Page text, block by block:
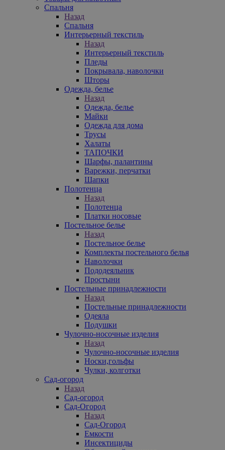
Спальня
Назад
Спальня
Интерьерный текстиль
Назад
Интерьерный текстиль
Пледы
Покрывала, наволочки
Шторы
Одежда, белье
Назад
Одежда, белье
Майки
Одежда для дома
Трусы
Халаты
ТАПОЧКИ
Шарфы, палантины
Варежки, перчатки
Шапки
Полотенца
Назад
Полотенца
Платки носовые
Постельное белье
Назад
Постельное белье
Комплекты постельного белья
Наволочки
Пододеяльник
Простыни
Постельные принадлежности
Назад
Постельные принадлежности
Одеяла
Подушки
Чулочно-носочные изделия
Назад
Чулочно-носочные изделия
Носки,гольфы
Чулки, колготки
Сад-огород
Назад
Сад-огород
Сад-Огород
Назад
Сад-Огород
Емкости
Инсектициды